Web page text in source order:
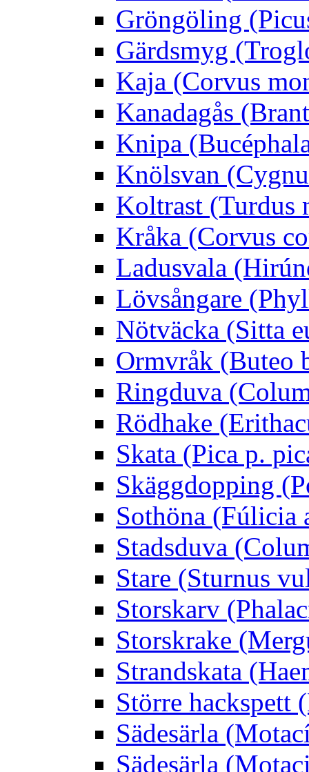
Gröngöling
Gärdsmyg
Kaja (Corvus
Kanadagås
Knipa
Knölsvan
Koltrast (Turdus
Kråka (Corvus
Ladusvala
Lövsångare
Nötväcka (Sitta
Ormvråk (Buteo
Ringduva
Rödhake
Skata (Pica p.
Skäggdopping
Sothöna (Fúlicia
Stadsduva
Stare (Sturnus
Storskarv
Storskrake
Strandskata
Större hackspett
Sädesärla
Sädesärla